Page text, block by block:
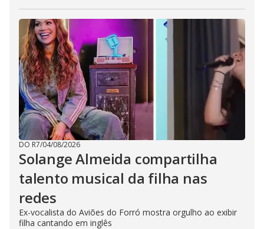
DO R7/04/08/2026
Solange Almeida compartilha
talento musical da filha nas
redes
Ex-vocalista do Aviões do Forró mostra orgulho ao exibir
filha cantando em inglês